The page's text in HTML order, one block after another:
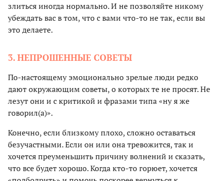
злиться иногда нормально. И не позволяйте никому
убеждать вас в том, что с вами что-то не так, если вы
это делаете.
3. НЕПРОШЕННЫЕ СОВЕТЫ
По-настоящему эмоционально зрелые люди редко
дают окружающим советы, о которых те не просят. Не
лезут они и с критикой и фразами типа «ну я же
говорил(а)».
Конечно, если близкому плохо, сложно оставаться
безучастными. Если он или она тревожится, так и
хочется преуменьшить причину волнений и сказать,
что все будет хорошо. Когда кто-то горюет, хочется